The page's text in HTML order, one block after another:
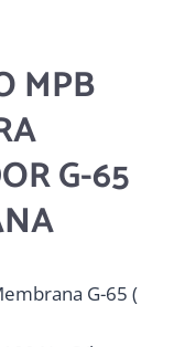
MPB
G-65
G-65 (